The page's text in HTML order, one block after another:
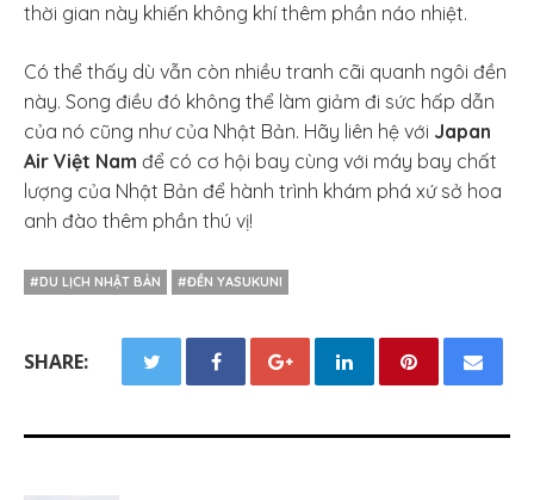
thời gian này khiến không khí thêm phần náo nhiệt.
Có thể thấy dù vẫn còn nhiều tranh cãi quanh ngôi đền
này. Song điều đó không thể làm giảm đi sức hấp dẫn
của nó cũng như của Nhật Bản. Hãy liên hệ với Japan
Air Việt Nam để có cơ hội bay cùng với máy bay chất
lượng của Nhật Bản để hành trình khám phá xứ sở hoa
anh đào thêm phần thú vị!
#DU LỊCH NHẬT BẢN #ĐỀN YASUKUNI
SHARE: